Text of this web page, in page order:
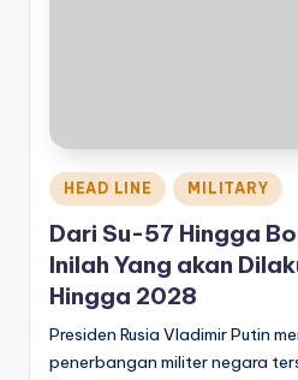
Posted
in
HEAD LINE MILITARY
Dari Su-57 Hingga
Inilah Yang akan
Hingga 2028
Presiden Rusia Vladimir Putin
penerbangan militer negara